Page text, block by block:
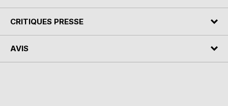
CRITIQUES PRESSE
AVIS